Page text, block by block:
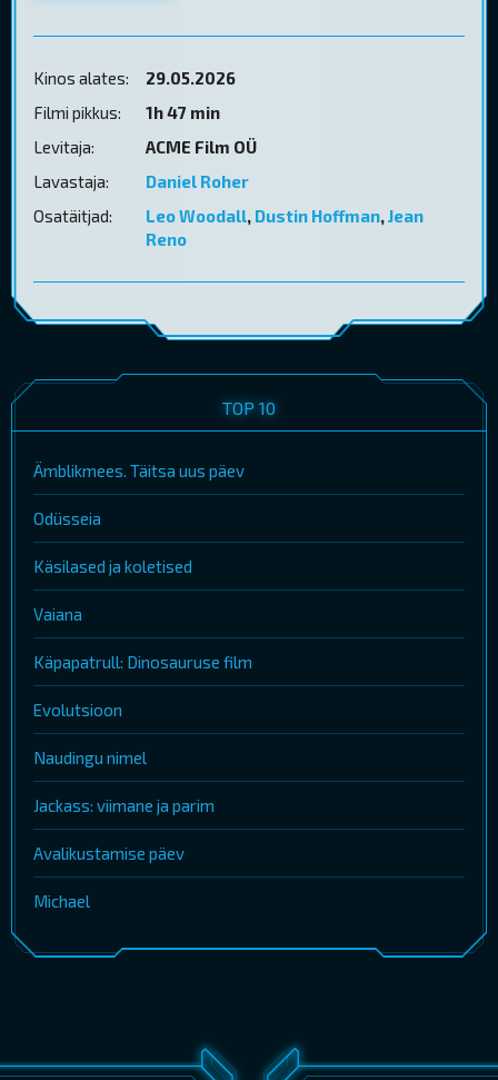
Kinos alates:
29.05.2026
Filmi pikkus:
1h 47 min
Levitaja:
ACME Film OÜ
Lavastaja:
Daniel Roher
Osatäitjad:
Leo Woodall, Dustin Hoffman,Jean
Reno
TOP 10
Ämblikmees. Täitsa uus päev
Odüsseia
Käsilased ja koletised
Vaiana
Käpapatrull: Dinosauruse film
Evolutsioon
Naudingu nimel
Jackass: viimane ja parim
Avalikustamise päev
Michael